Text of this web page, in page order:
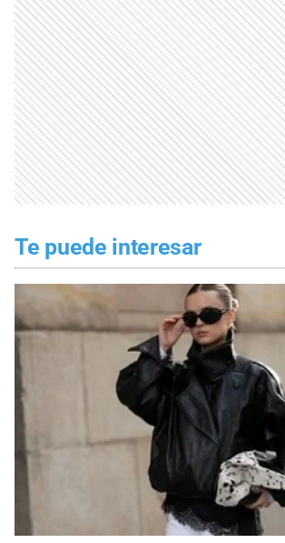
Te puede interesar